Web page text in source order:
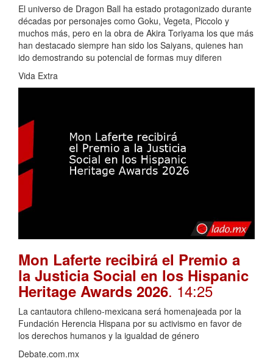
El universo de Dragon Ball ha estado protagonizado durante
décadas por personajes como Goku, Vegeta, Piccolo y
muchos más, pero en la obra de Akira Toriyama los que más
han destacado siempre han sido los Saiyans, quienes han
ido demostrando su potencial de formas muy diferen
Vida Extra
Mon Laferte recibirá el Premio a
la Justicia Social en los Hispanic
Heritage Awards 2026. 14:25
La cantautora chileno-mexicana será homenajeada por la
Fundación Herencia Hispana por su activismo en favor de
los derechos humanos y la igualdad de género
Debate.com.mx